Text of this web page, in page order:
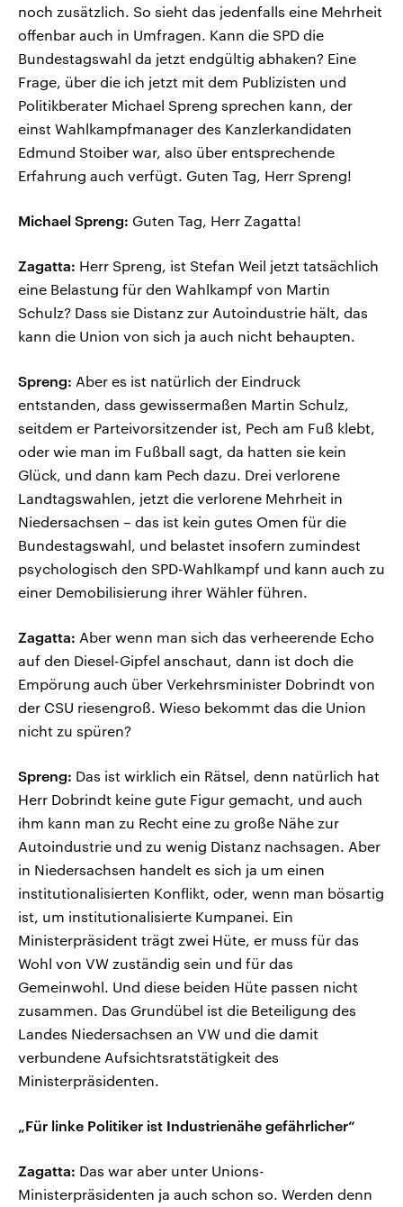
noch zusätzlich. So sieht das jedenfalls eine Mehrheit
offenbar auch in Umfragen. Kann die SPD die
Bundestagswahl da jetzt endgültig abhaken? Eine
Frage, über die ich jetzt mit dem Publizisten und
Politikberater Michael Spreng sprechen kann, der
einst Wahlkampfmanager des Kanzlerkandidaten
Edmund Stoiber war, also über entsprechende
Erfahrung auch verfügt. Guten Tag, Herr Spreng!
Michael Spreng: Guten Tag, Herr Zagatta!
Zagatta: Herr Spreng, ist Stefan Weil jetzt tatsächlich
eine Belastung für den Wahlkampf von Martin
Schulz? Dass sie Distanz zur Autoindustrie hält, das
kann die Union von sich ja auch nicht behaupten.
Spreng: Aber es ist natürlich der Eindruck
entstanden, dass gewissermaßen Martin Schulz,
seitdem er Parteivorsitzender ist, Pech am Fuß klebt,
oder wie man im Fußball sagt, da hatten sie kein
Glück, und dann kam Pech dazu. Drei verlorene
Landtagswahlen, jetzt die verlorene Mehrheit in
Niedersachsen – das ist kein gutes Omen für die
Bundestagswahl, und belastet insofern zumindest
psychologisch den SPD-Wahlkampf und kann auch zu
einer Demobilisierung ihrer Wähler führen.
Zagatta: Aber wenn man sich das verheerende Echo
auf den Diesel-Gipfel anschaut, dann ist doch die
Empörung auch über Verkehrsminister Dobrindt von
der CSU riesengroß. Wieso bekommt das die Union
nicht zu spüren?
Spreng: Das ist wirklich ein Rätsel, denn natürlich hat
Herr Dobrindt keine gute Figur gemacht, und auch
ihm kann man zu Recht eine zu große Nähe zur
Autoindustrie und zu wenig Distanz nachsagen. Aber
in Niedersachsen handelt es sich ja um einen
institutionalisierten Konflikt, oder, wenn man bösartig
ist, um institutionalisierte Kumpanei. Ein
Ministerpräsident trägt zwei Hüte, er muss für das
Wohl von VW zuständig sein und für das
Gemeinwohl. Und diese beiden Hüte passen nicht
zusammen. Das Grundübel ist die Beteiligung des
Landes Niedersachsen an VW und die damit
verbundene Aufsichtsratstätigkeit des
Ministerpräsidenten.
„Für linke Politiker ist Industrienähe gefährlicher“
Zagatta: Das war aber unter Unions-
Ministerpräsidenten ja auch schon so. Werden denn